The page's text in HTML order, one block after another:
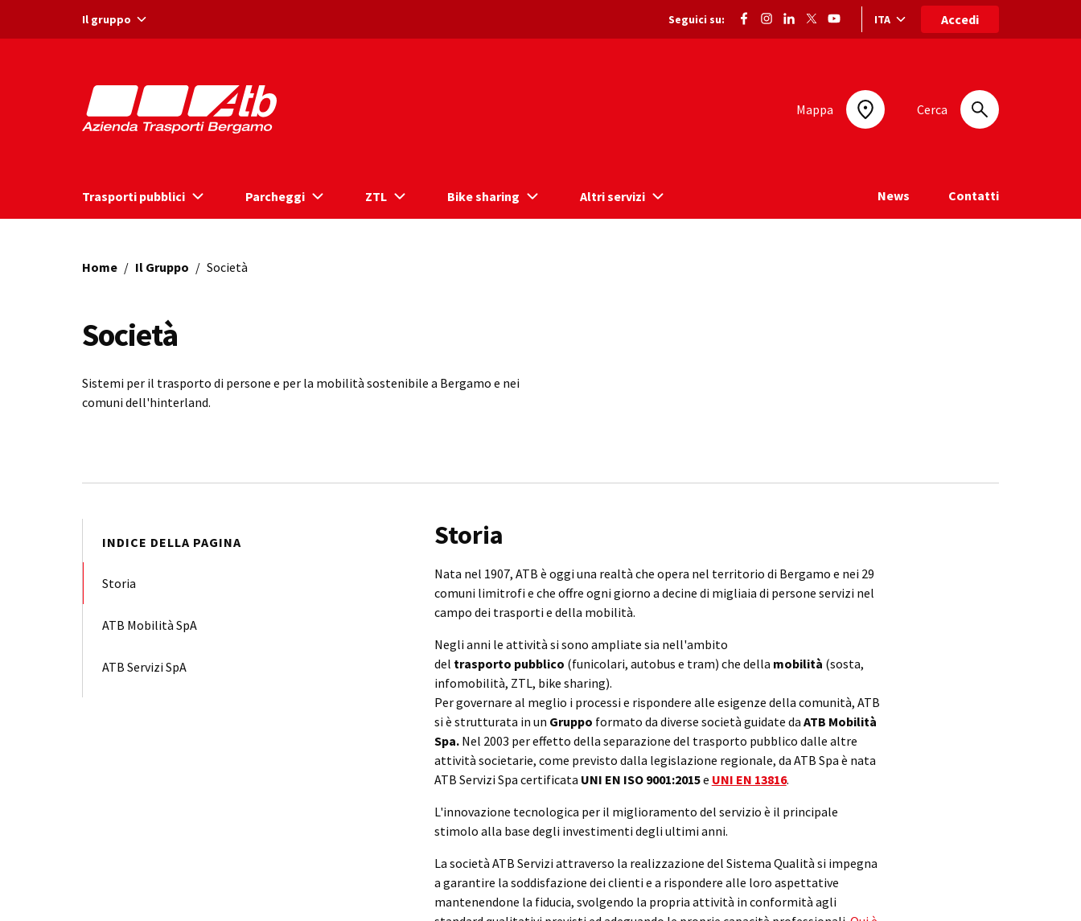
Il gruppo Seguici su: Selezione lingua: lingua selezionata
ITA Accedi
Mappa Cerca
Trasporti pubblici Parcheggi ZTL Bike sharing Altri servizi News Contatti
Home / Il Gruppo / Società
Società
Sistemi per il trasporto di persone e per la mobilità sostenibile a Bergamo e nei
comuni dell'hinterland.
INDICE DELLA PAGINA
Storia
ATB Mobilità SpA
ATB Servizi SpA
Storia
Nata nel 1907, ATB è oggi una realtà che opera nel territorio di Bergamo e nei 29
comuni limitrofi e che offre ogni giorno a decine di migliaia di persone servizi nel
campo dei trasporti e della mobilità.
Negli anni le attività si sono ampliate sia nell'ambito
del trasporto pubblico (funicolari, autobus e tram) che della mobilità (sosta,
infomobilità, ZTL, bike sharing).
Per governare al meglio i processi e rispondere alle esigenze della comunità, ATB
si è strutturata in un Gruppo formato da diverse società guidate da ATB Mobilità
Spa. Nel 2003 per effetto della separazione del trasporto pubblico dalle altre
attività societarie, come previsto dalla legislazione regionale, da ATB Spa è nata
ATB Servizi Spa certificata UNI EN ISO 9001:2015e UNI EN 13816.
L'innovazione tecnologica per il miglioramento del servizio è il principale
stimolo alla base degli investimenti degli ultimi anni.
La società ATB Servizi attraverso la realizzazione del Sistema Qualità si impegna
a garantire la soddisfazione dei clienti e a rispondere alle loro aspettative
mantenendone la fiducia, svolgendo la propria attività in conformità agli